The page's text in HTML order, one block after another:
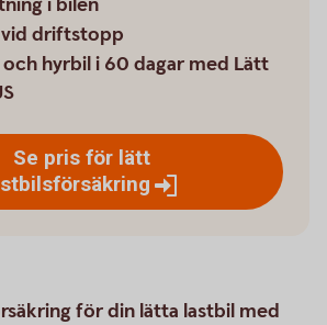
vid driftstopp
och hyrbil i 60 dagar med Lätt
Se pris för lätt
för din lätta lastbil med